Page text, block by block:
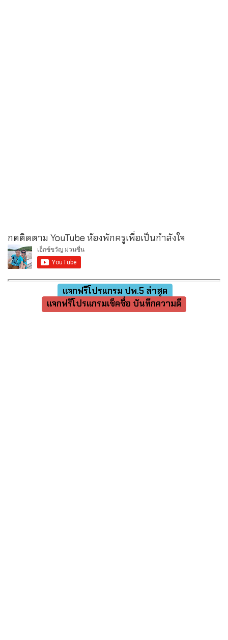
กดติดตาม YouTube ห้องพักครูเพื่อเป็นกำลังใจ
แจกฟรีโปรแกรม ปพ.5 ล่าสุด
แจกฟรีโปรแกรมเช็คชื่อ บันทึกความดี